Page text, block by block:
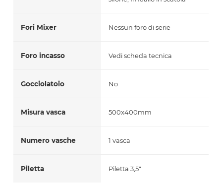
Fori Mixer Nessun foro di serie
Foro incasso Vedi scheda tecnica
Gocciolatoio No
Misura vasca 500x400mm
Numero vasche 1 vasca
Piletta Piletta 3,5"